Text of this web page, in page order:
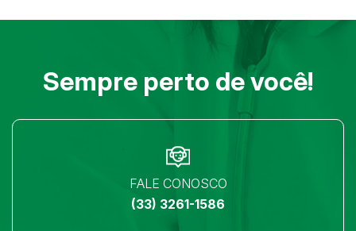
Sempre perto de você!
FALE CONOSCO
(33) 3261-1586